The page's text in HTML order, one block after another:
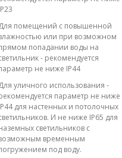
помещений с повышенной
или при возможном
попадании воды на
- рекомендуется
не ниже IP44
уличного использования -
параметр не ниже
для настенных и потолочных
И не ниже IP65 для
светильников с
временным
под воду.